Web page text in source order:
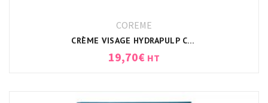
COREME
CRÈME VISAGE HYDRAPULP CORÈME (ANTI-ÂGE)
19,70€ HT